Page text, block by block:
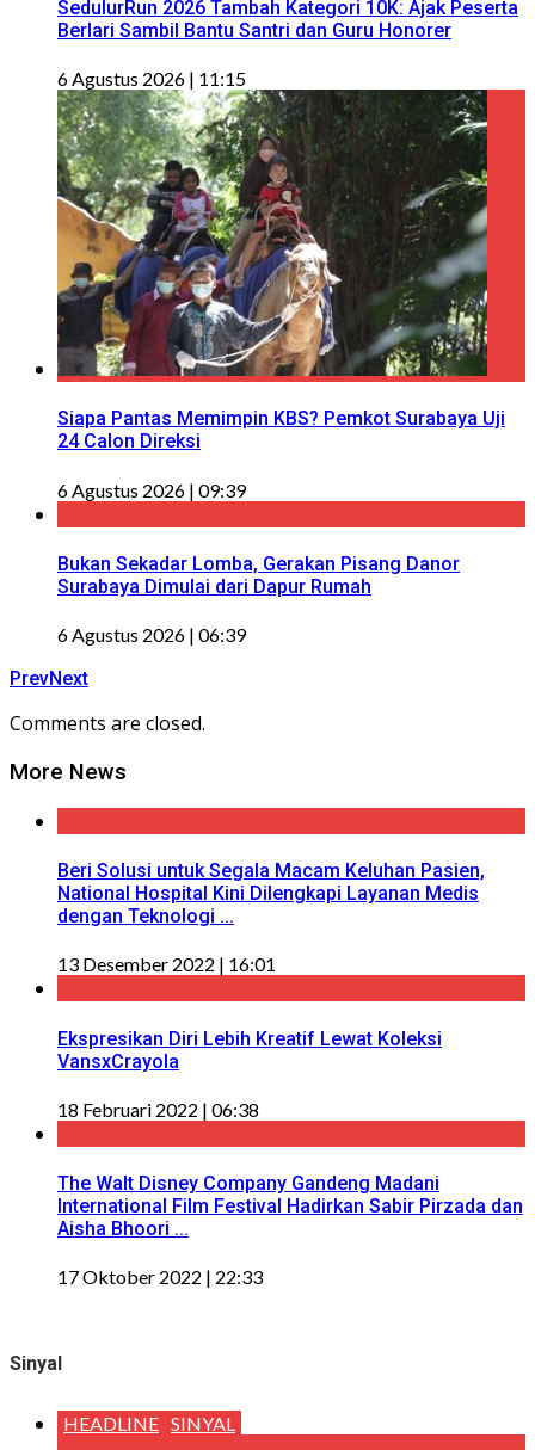
SedulurRun 2026 Tambah Kategori 10K: Ajak Peserta
Berlari Sambil Bantu Santri dan Guru Honorer
6 Agustus 2026 | 11:15
Siapa Pantas Memimpin KBS? Pemkot Surabaya Uji
24 Calon Direksi
6 Agustus 2026 | 09:39
Bukan Sekadar Lomba, Gerakan Pisang Danor
Surabaya Dimulai dari Dapur Rumah
6 Agustus 2026 | 06:39
PrevNext
Comments are closed.
More News
Beri Solusi untuk Segala Macam Keluhan Pasien,
National Hospital Kini Dilengkapi Layanan Medis
dengan Teknologi ...
13 Desember 2022 | 16:01
Ekspresikan Diri Lebih Kreatif Lewat Koleksi
VansxCrayola
18 Februari 2022 | 06:38
The Walt Disney Company Gandeng Madani
International Film Festival Hadirkan Sabir Pirzada dan
Aisha Bhoori ...
17 Oktober 2022 | 22:33
Sinyal
HEADLINE SINYAL